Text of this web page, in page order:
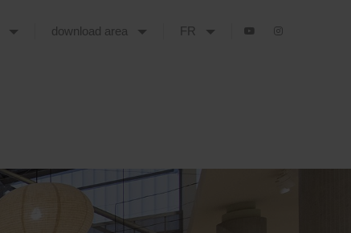
download area FR
HOME LA VIDÉO DES PLUS BEAUX MOMENTS DU CERSAIE 2024